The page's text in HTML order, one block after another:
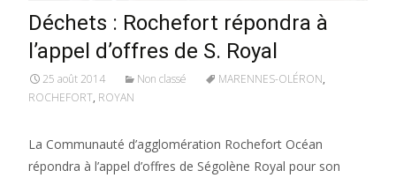
Déchets : Rochefort répondra à
l’appel d’offres de S. Royal
25 août 2014 Non classé MARENNES-OLÉRON,
ROCHEFORT, ROYAN
La Communauté d’agglomération Rochefort Océan
répondra à l’appel d’offres de Ségolène Royal pour son